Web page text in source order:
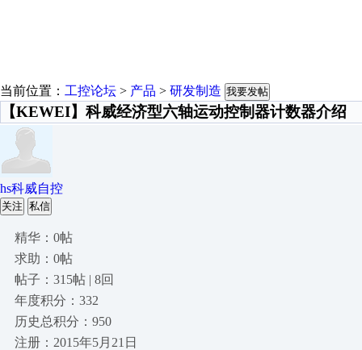
当前位置： 工控论坛 > 产品 > 研发制造 我要发帖
【KEWEI】科威经济型六轴运动控制器计数器介绍
hs科威自控
关注 私信
精华：0帖
求助：0帖
帖子：315帖 | 8回
年度积分：332
历史总积分：950
注册：2015年5月21日